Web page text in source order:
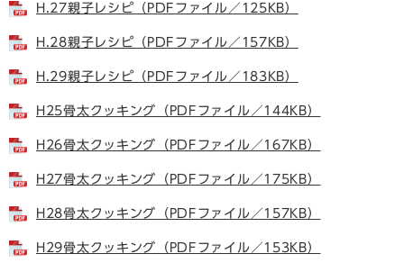
H.27親子レシピ（PDFファイル／125KB）
H.28親子レシピ（PDFファイル／157KB）
H.29親子レシピ（PDFファイル／183KB）
H25骨太クッキング（PDFファイル／144KB）
H26骨太クッキング（PDFファイル／167KB）
H27骨太クッキング（PDFファイル／175KB）
H28骨太クッキング（PDFファイル／157KB）
H29骨太クッキング（PDFファイル／153KB）